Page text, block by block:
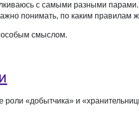
с самыми разными
понимать, по каким правилам
особым смыслом.
«добытчика» и